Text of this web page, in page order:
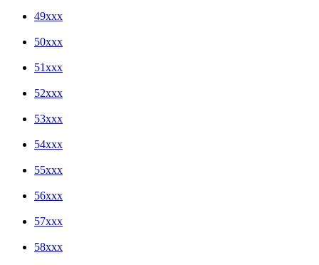
49xxx
50xxx
51xxx
52xxx
53xxx
54xxx
55xxx
56xxx
57xxx
58xxx